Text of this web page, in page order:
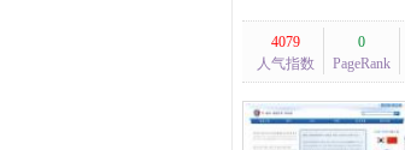
4079
人气指数
0
PageRank